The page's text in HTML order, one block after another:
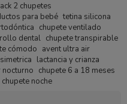
2 chupetes
para bebé tetina silicona
chupete ventilado
dental chupete transpirable
cómodo avent ultra air
lactancia y crianza
nocturno chupete 6 a 18 meses
chupete noche